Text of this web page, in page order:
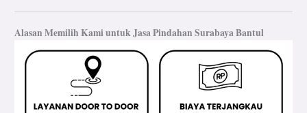
Alasan Memilih Kami untuk Jasa Pindahan Surabaya Bantul